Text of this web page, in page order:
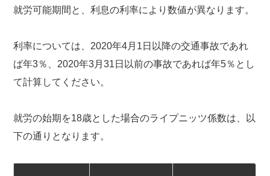
就労可能期間と、利息の利率により数値が異なります。
利率については、2020年4月1日以降の交通事故であれ
ば年3％、2020年3月31日以前の事故であれば年5％とし
て計算してください。
就労の始期を18歳とした場合のライプニッツ係数は、以
下の通りとなります。